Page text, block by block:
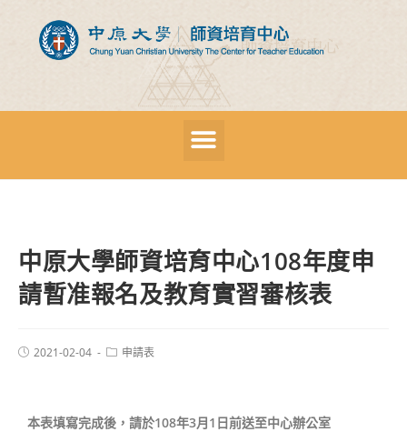
中原大學師資培育中心108年度申
請暫准報名及教育實習審核表
2021-02-04 申請表
本表填寫完成後，請於108年3月1日前送至中心辦公室